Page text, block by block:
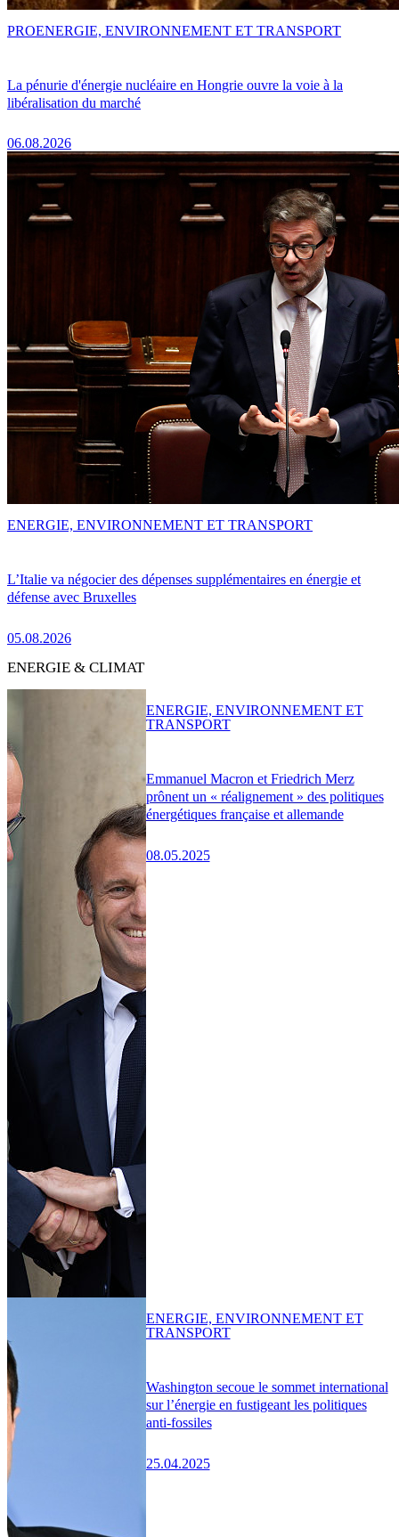
La pénurie d'énergie nucléaire en Hongrie ouvre la voie à la
libéralisation du marché
06.08.2026
PROENERGIE, ENVIRONNEMENT ET TRANSPORT
L’Italie va négocier des dépenses supplémentaires en énergie et
défense avec Bruxelles
05.08.2026
ENERGIE, ENVIRONNEMENT ET TRANSPORT
ENERGIE & CLIMAT
Emmanuel Macron et Friedrich Merz
prônent un « réalignement » des politiques
énergétiques française et allemande
08.05.2025
ENERGIE, ENVIRONNEMENT ET
TRANSPORT
Washington secoue le sommet international
sur l’énergie en fustigeant les politiques
anti-fossiles
25.04.2025
ENERGIE, ENVIRONNEMENT ET
TRANSPORT